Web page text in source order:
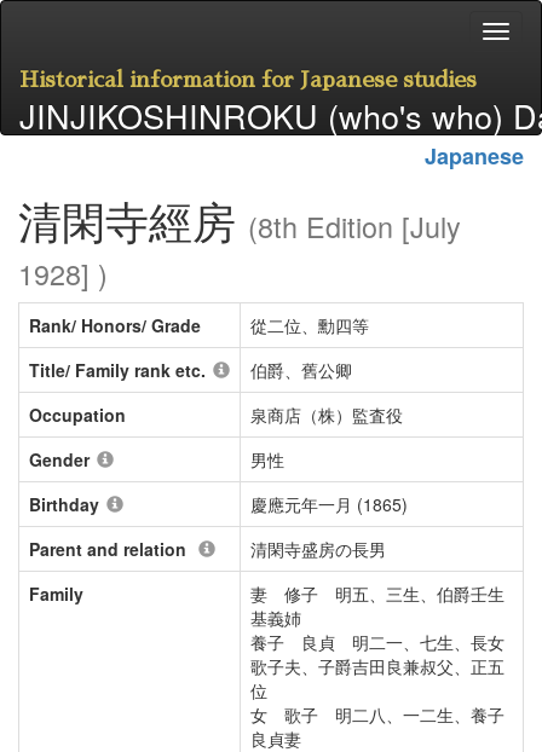
Historical information for Japanese studies
JINJIKOSHINROKU (who's who)
Japanese
清閑寺經房 (8th Edition [July
1928] )
Rank/ Honors/ Grade
從二位、勳四等
Title/ Family rank etc.
伯爵、舊公卿
Occupation
泉商店（株）監査役
Gender
男性
Birthday
慶應元年一月 (1865)
Parent and relation
清閑寺盛房の長男
Family
妻 修子 明五、三生、伯爵壬生
基義姉
養子 良貞 明二一、七生、長女
歌子夫、子爵吉田良兼叔父、正五
位
女 歌子 明二八、一二生、養子
良貞妻